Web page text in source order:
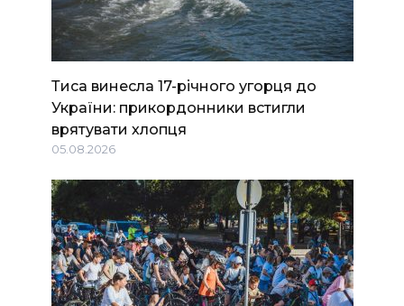
Тиса винесла 17-річного угорця до
України: прикордонники встигли
врятувати хлопця
05.08.2026